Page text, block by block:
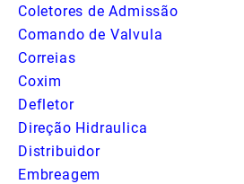
Coletores de Admissão
Comando de Valvula
Correias
Coxim
Defletor
Direção Hidraulica
Distribuidor
Embreagem